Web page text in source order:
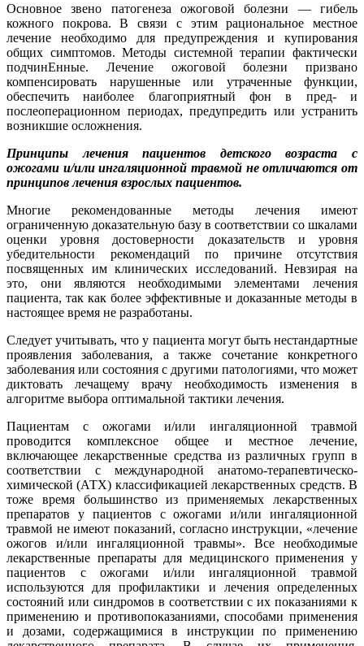
Основное звено патогенеза ожоговой болезни ― гибель
кожного покрова. В связи с этим рациональное местное
лечение необходимо для предупреждения и купирования
общих симптомов. Методы системной терапии фактически
подчинЕнные. Лечение ожоговой болезни призвано
компенсировать нарушенные или утраченные функции,
обеспечить наиболее благоприятный фон в пред- и
послеоперационном периодах, предупредить или устранить
возникшие осложнения.
Принципы лечения пациентов детского возраста с
ожогами и/или ингаляционной травмой не отличаются от
принципов лечения взрослых пациентов.
Многие рекомендованные методы лечения имеют
ограниченную доказательную базу в соответствии со шкалами
оценки уровня достоверности доказательств и уровня
убедительности рекомендаций по причине отсутствия
посвященных им клинических исследований. Невзирая на
это, они являются необходимыми элементами лечения
пациента, так как более эффективные и доказанные методы в
настоящее время не разработаны.
Следует учитывать, что у пациента могут быть нестандартные
проявления заболевания, а также сочетание конкретного
заболевания или состояния с другими патологиями, что может
диктовать лечащему врачу необходимость изменения в
алгоритме выбора оптимальной тактики лечения.
Пациентам с ожогами и/или ингаляционной травмой
проводится комплексное общее и местное лечение,
включающее лекарственные средства из различных групп в
соответствии с международной анатомо-терапевтическо-
химической (АТХ) классификацией лекарственных средств. В
тоже время большинство из применяемых лекарственных
препаратов у пациентов с ожогами и/или ингаляционной
травмой не имеют показаний, согласно инструкции, «лечение
ожогов и/или ингаляционной травмы». Все необходимые
лекарственные препараты для медицинского применения у
пациентов с ожогами и/или ингаляционной травмой
используются для профилактики и лечения определенных
состояний или синдромов в соответствии с их показаниями к
применению и противопоказаниями, способами применения
и дозами, содержащимися в инструкции по применению